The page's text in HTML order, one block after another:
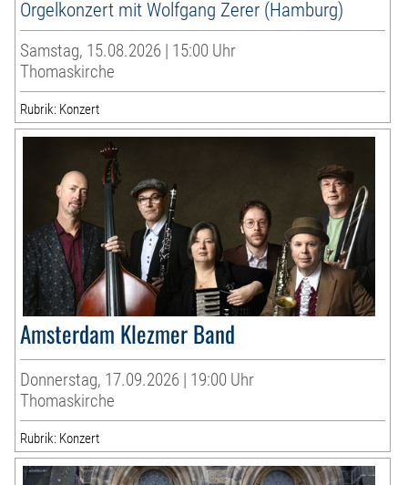
Orgelkonzert mit Wolfgang Zerer (Hamburg)
Samstag, 15.08.2026 | 15:00 Uhr
Thomaskirche
Rubrik: Konzert
Amsterdam Klezmer Band
Donnerstag, 17.09.2026 | 19:00 Uhr
Thomaskirche
Rubrik: Konzert